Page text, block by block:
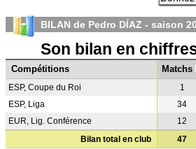
BILAN de Pedro DÍAZ - saison
Son bilan en
Compétitions Matchs
ESP, Coupe du Roi 1
ESP, Liga
34
EUR, Lig. Conférence
12
Bilan total en club
47